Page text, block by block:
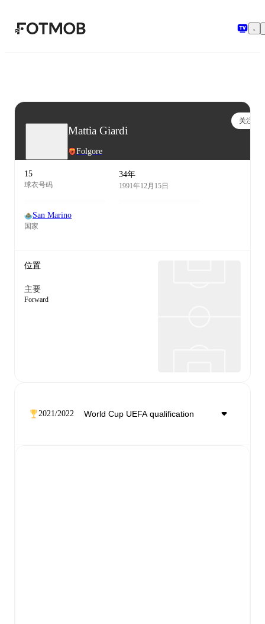
跳转到主要内容
Mattia Giardi
Folgore
关注
15
球衣号码
34年
1991年12月15日
San Marino
国家
位置
主要
Forward
2021/2022